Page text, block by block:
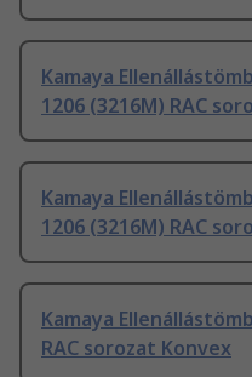
Kamaya
1206 (3216M) RAC
Kamaya
1206 (3216M) RAC
Kamaya
RAC sorozat Konvex